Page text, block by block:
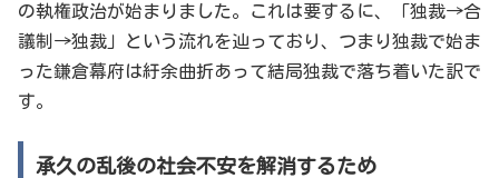
の執権政治が始まりました。これは要するに、「独裁→合
議制→独裁」という流れを辿っており、つまり独裁で始ま
った鎌倉幕府は紆余曲折あって結局独裁で落ち着いた訳で
す。
承久の乱後の社会不安を解消するため